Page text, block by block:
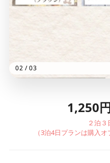
02 /03
1,250
２泊
（3泊4日プランは購入